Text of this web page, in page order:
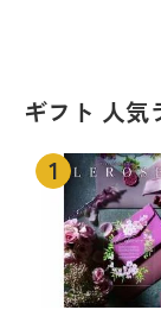
ギフト 人気